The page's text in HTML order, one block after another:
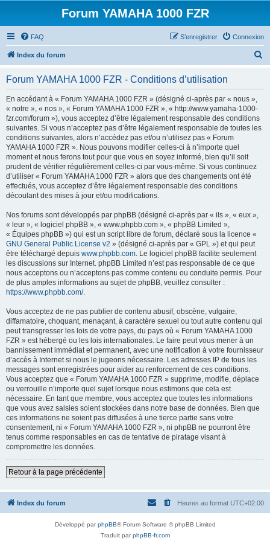
Forum YAMAHA 1000 FZR
FAQ Connexion
S’enregistrer
Index du forum
Forum YAMAHA 1000 FZR - Conditions d’utilisation
En accédant à « Forum YAMAHA 1000 FZR » (désigné ci-après par « nous »,
« notre », « nos », « Forum YAMAHA 1000 FZR », « http://www.yamaha-1000-
fzr.com/forum »), vous acceptez d’être légalement responsable des conditions
suivantes. Si vous n’acceptez pas d’être légalement responsable de toutes les
conditions suivantes, alors n’accédez pas et/ou n’utilisez pas « Forum
YAMAHA 1000 FZR ». Nous pouvons modifier celles-ci à n’importe quel
moment et nous ferons tout pour que vous en soyez informé, bien qu’il soit
prudent de vérifier régulièrement celles-ci par vous-même. Si vous continuez
d’utiliser « Forum YAMAHA 1000 FZR » alors que des changements ont été
effectués, vous acceptez d’être légalement responsable des conditions
découlant des mises à jour et/ou modifications.
Nos forums sont développés par phpBB (désigné ci-après par « ils », « eux »,
« leur », « logiciel phpBB », « www.phpbb.com », « phpBB Limited »,
« Équipes phpBB ») qui est un script libre de forum, déclaré sous la licence «
GNU General Public License v2 » (désigné ci-après par « GPL ») et qui peut
être téléchargé depuis www.phpbb.com. Le logiciel phpBB facilite seulement
les discussions sur Internet. phpBB Limited n’est pas responsable de ce que
nous acceptons ou n’acceptons pas comme contenu ou conduite permis. Pour
de plus amples informations au sujet de phpBB, veuillez consulter :
https://www.phpbb.com/.
Vous acceptez de ne pas publier de contenu abusif, obscène, vulgaire,
diffamatoire, choquant, menaçant, à caractère sexuel ou tout autre contenu qui
peut transgresser les lois de votre pays, du pays où « Forum YAMAHA 1000
FZR » est hébergé ou les lois internationales. Le faire peut vous mener à un
bannissement immédiat et permanent, avec une notification à votre fournisseur
d’accès à Internet si nous le jugeons nécessaire. Les adresses IP de tous les
messages sont enregistrées pour aider au renforcement de ces conditions.
Vous acceptez que « Forum YAMAHA 1000 FZR » supprime, modifie, déplace
ou verrouille n’importe quel sujet lorsque nous estimons que cela est
nécessaire. En tant que membre, vous acceptez que toutes les informations
que vous avez saisies soient stockées dans notre base de données. Bien que
ces informations ne soient pas diffusées à une tierce partie sans votre
consentement, ni « Forum YAMAHA 1000 FZR », ni phpBB ne pourront être
tenus comme responsables en cas de tentative de piratage visant à
compromettre les données.
Retour à la page précédente
Index du forum Heures au format UTC+02:00
Développé parphpBB® Forum Software © phpBB Limited
Traduit parphpBB-fr.com